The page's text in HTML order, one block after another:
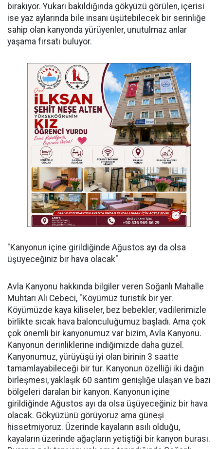
bırakıyor. Yukarı bakıldığında gökyüzü görülen, içerisi
ise yaz aylarında bile insanı üşütebilecek bir serinliğe
sahip olan kanyonda yürüyenler, unutulmaz anlar
yaşama fırsatı buluyor.
"Kanyonun içine girildiğinde Ağustos ayı da olsa
üşüyeceğiniz bir hava olacak"
Avla Kanyonu hakkında bilgiler veren Soğanlı Mahalle
Muhtarı Ali Cebeci, "Köyümüz turistik bir yer.
Köyümüzde kaya kiliseler, bez bebekler, vadilerimizle
birlikte sıcak hava balonculuğumuz başladı. Ama çok
çok önemli bir kanyonumuz var bizim, Avla Kanyonu.
Kanyonun derinliklerine indiğimizde daha güzel.
Kanyonumuz, yürüyüşü iyi olan birinin 3 saatte
tamamlayabileceği bir tur. Kanyonun özelliği iki dağın
birleşmesi, yaklaşık 60 santim genişliğe ulaşan ve bazı
bölgeleri daralan bir kanyon. Kanyonun içine
girildiğinde Ağustos ayı da olsa üşüyeceğiniz bir hava
olacak. Gökyüzünü görüyoruz ama güneşi
hissetmiyoruz. Üzerinde kayaların asılı olduğu,
kayaların üzerinde ağaçların yetiştiği bir kanyon burası.